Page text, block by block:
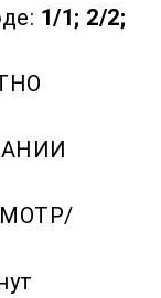
1/1; 2/2;